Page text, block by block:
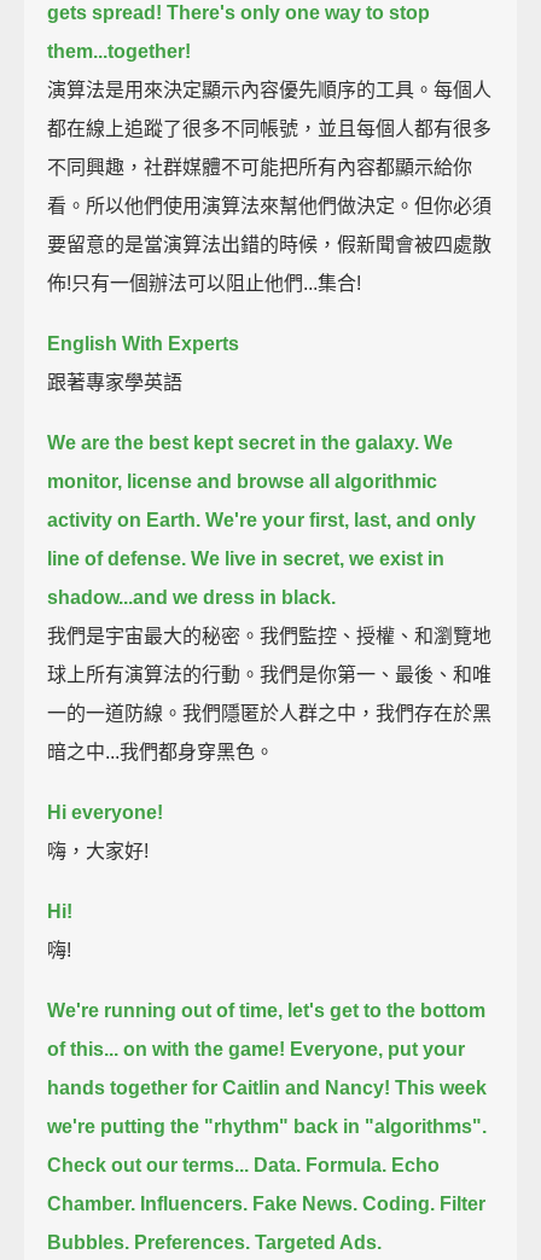
gets spread! There's only one way to stop
them...together!
演算法是用來決定顯示內容優先順序的工具。每個人
都在線上追蹤了很多不同帳號，並且每個人都有很多
不同興趣，社群媒體不可能把所有內容都顯示給你
看。所以他們使用演算法來幫他們做決定。但你必須
要留意的是當演算法出錯的時候，假新聞會被四處散
佈!只有一個辦法可以阻止他們...集合!
English With Experts
跟著專家學英語
We are the best kept secret in the galaxy. We
monitor, license and browse all algorithmic
activity on Earth. We're your first, last, and only
line of defense. We live in secret, we exist in
shadow...and we dress in black.
我們是宇宙最大的秘密。我們監控、授權、和瀏覽地
球上所有演算法的行動。我們是你第一、最後、和唯
一的一道防線。我們隱匿於人群之中，我們存在於黑
暗之中...我們都身穿黑色。
Hi everyone!
嗨，大家好!
Hi!
嗨!
We're running out of time, let's get to the bottom
of this...on with the game! Everyone, put your
hands together for Caitlin and Nancy! This week
we're putting the "rhythm" back in "algorithms".
Check out our terms... Data. Formula. Echo
Chamber. Influencers. Fake News. Coding. Filter
Bubbles. Preferences. Targeted Ads.